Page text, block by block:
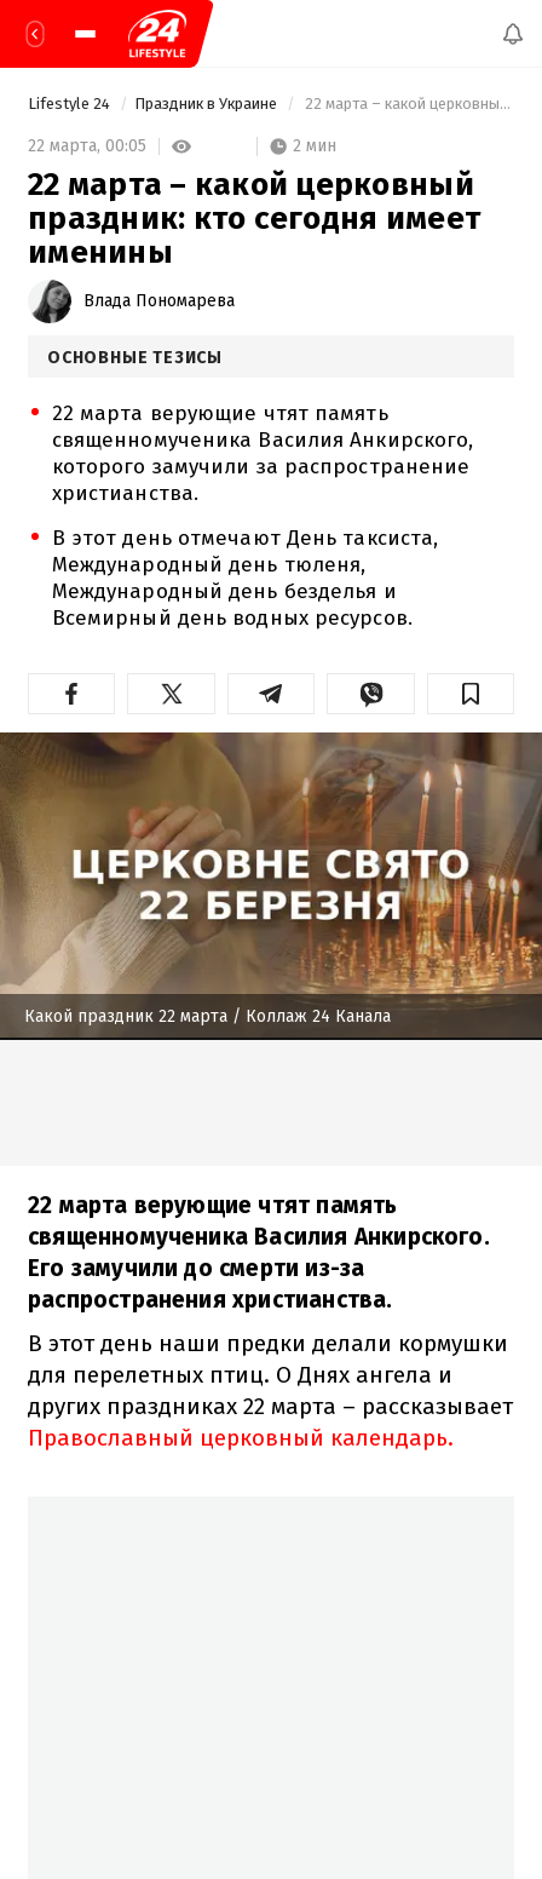
Lifestyle 24 Праздник в Украине 22 марта – какой церковный праздник: кто сегодня имеет именины
22 марта, 00:05 2 мин
22 марта – какой церковный
праздник: кто сегодня имеет
именины
Влада Пономарева
ОСНОВНЫЕ ТЕЗИСЫ
22 марта верующие чтят память
священномученика Василия Анкирского,
которого замучили за распространение
христианства.
В этот день отмечают День таксиста,
Международный день тюленя,
Международный день безделья и
Всемирный день водных ресурсов.
Какой праздник 22 марта / Коллаж 24 Канала
22 марта верующие чтят память
священномученика Василия Анкирского.
Его замучили до смерти из-за
распространения христианства.
В этот день наши предки делали кормушки
для перелетных птиц. О Днях ангела и
других праздниках 22 марта – рассказывает
Православный церковный календарь.